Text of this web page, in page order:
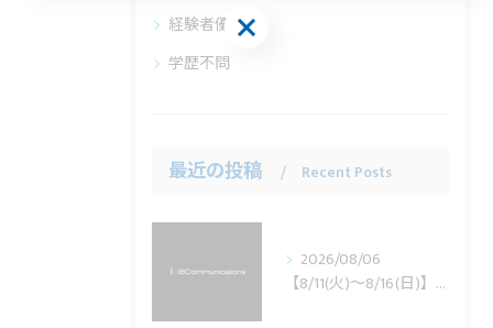
経験者優遇
学歴不問
最近の投稿 Recent Posts
2026/08/06
【8/11(火)～8/16(日)】夏季休業のお知らせ
お問い合わせはこちら